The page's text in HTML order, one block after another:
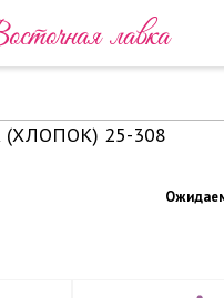
лавка
25-308